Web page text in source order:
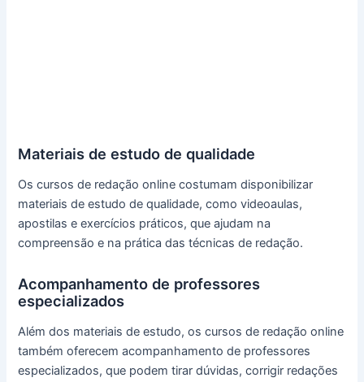
Materiais de estudo de qualidade
Os cursos de redação online costumam disponibilizar
materiais de estudo de qualidade, como videoaulas,
apostilas e exercícios práticos, que ajudam na
compreensão e na prática das técnicas de redação.
Acompanhamento de professores
especializados
Além dos materiais de estudo, os cursos de redação online
também oferecem acompanhamento de professores
especializados, que podem tirar dúvidas, corrigir redações